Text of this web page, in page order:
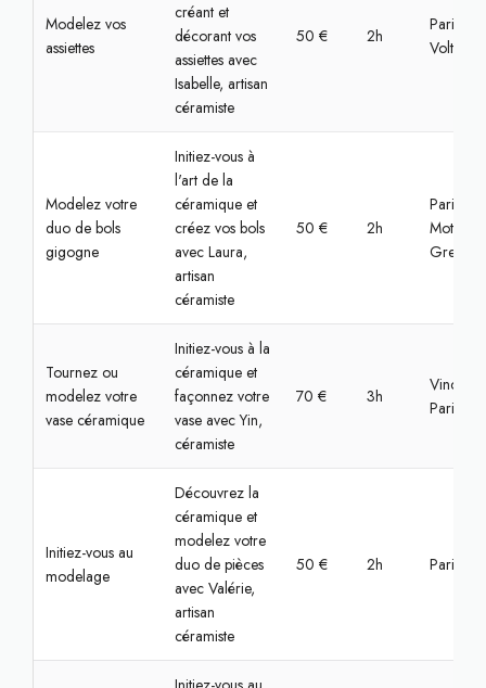
Modelez vos
assiettes
créant et
décorant vos
assiettes avec
Isabelle, artisan
céramiste
50 € 2h
Paris,
Voltaire
Modelez votre
duo de bols
gigogne
Initiez-vous à
l'art de la
céramique et
créez vos bols
avec Laura,
artisan
céramiste
50 € 2h
Paris, La
Motte-
Grenelle
Tournez ou
modelez votre
vase céramique
Initiez-vous à la
céramique et
façonnez votre
vase avec Yin,
céramiste
70 € 3h
Paris
Initiez-vous au
modelage
Découvrez la
céramique et
modelez votre
duo de pièces
avec Valérie,
artisan
céramiste
50 € 2h Paris,